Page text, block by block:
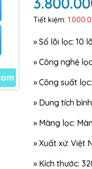
Tiết kiệm:
» Số lõi lọc: 10
» Công nghệ
» Công suất
» Dung tích
» Màng lọc:
» Xuất xứ: Việt
» Kích thước:
Ngày hết hạn: